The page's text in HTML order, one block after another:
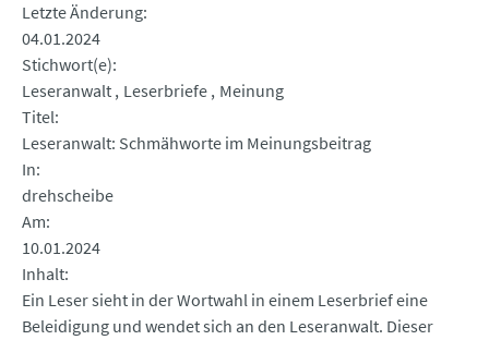
Letzte Änderung
04.01.2024
Stichwort(e)
Leseranwalt Leserbriefe Meinung
Titel
Leseranwalt: Schmähworte im Meinungsbeitrag
In
drehscheibe
Am
10.01.2024
Inhalt
Ein Leser sieht in der Wortwahl in einem Leserbrief eine
Beleidigung und wendet sich an den Leseranwalt. Dieser